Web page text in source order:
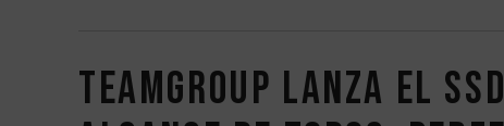
TEAMGROUP lanza el